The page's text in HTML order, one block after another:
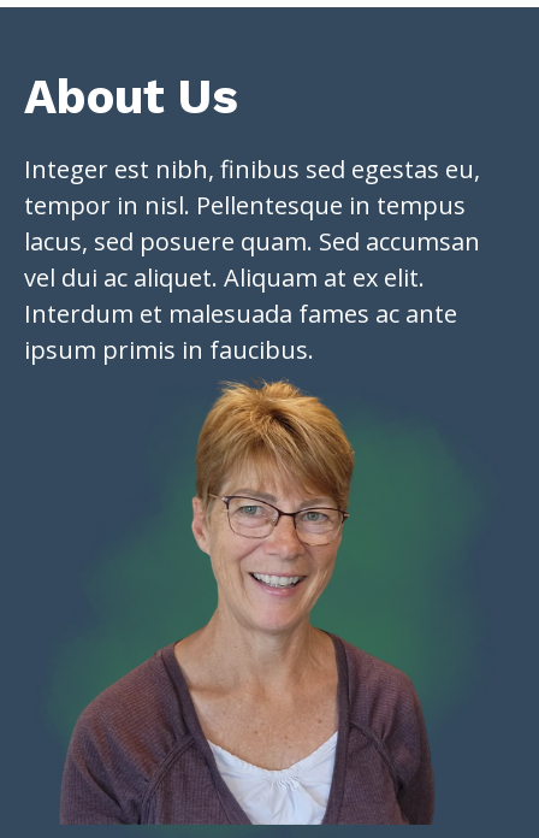
About Us
Integer est nibh, finibus sed egestas eu,
tempor in nisl. Pellentesque in tempus
lacus, sed posuere quam. Sed accumsan
vel dui ac aliquet. Aliquam at ex elit.
Interdum et malesuada fames ac ante
ipsum primis in faucibus.